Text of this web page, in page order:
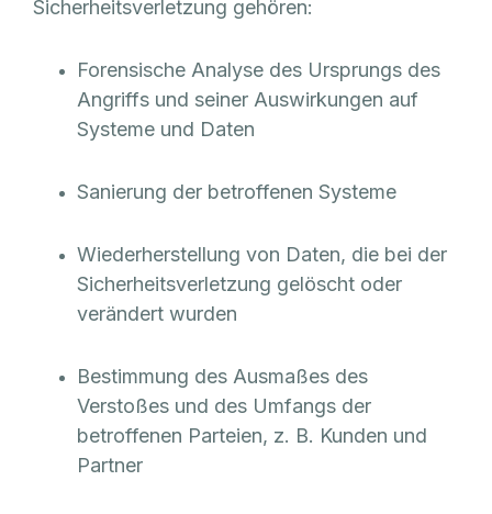
Sicherheitsverletzung gehören:
Forensische Analyse des Ursprungs des
Angriffs und seiner Auswirkungen auf
Systeme und Daten
Sanierung der betroffenen Systeme
Wiederherstellung von Daten, die bei der
Sicherheitsverletzung gelöscht oder
verändert wurden
Bestimmung des Ausmaßes des
Verstoßes und des Umfangs der
betroffenen Parteien, z. B. Kunden und
Partner